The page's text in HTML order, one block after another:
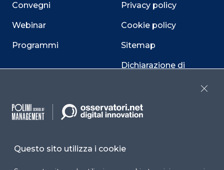
Convegni
Webinar
Programmi
Privacy policy
Cookie policy
Sitemap
Dichiarazione di
Facebook LinkedIn
Questo sito utilizza i cookie